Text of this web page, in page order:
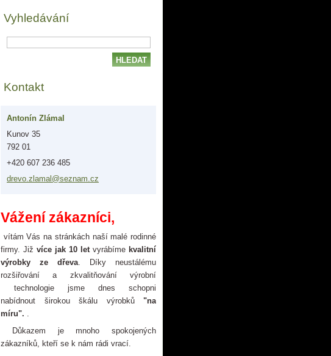
Vyhledávání
Kontakt
Antonín Zlámal
Kunov 35
792 01
+420 607 236 485
drevo.zl amal@seznam.cz
Vážení zákazníci,
vítám Vás na stránkách naší malé rodinné
firmy. Již více jak 10 let vyrábíme kvalitní
výrobky ze dřeva. Díky neustálému
rozšiřování a zkvalitňování výrobní
technologie jsme dnes schopni
nabídnout širokou škálu výrobků "na
míru". .
Důkazem je mnoho spokojených
zákazníků, kteří se k nám rádi vrací.